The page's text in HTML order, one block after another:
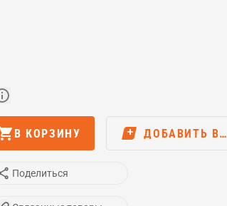
В КОРЗИНУ ДОБАВИТЬ В…
Поделиться